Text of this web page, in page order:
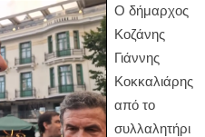
Ο δήμαρχος
Κοζάνης
Γιάννης
Κοκκαλιάρης
από το
συλλαλητήρι